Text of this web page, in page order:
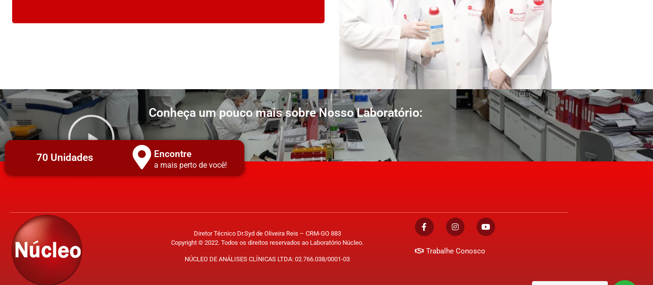
Conheça um pouco mais sobre Nosso Laboratório:
70 Unidades Encontre
a mais perto de você!
Diretor Técnico Dr.Syd de Oliveira Reis – CRM-GO 883
Copyright © 2022. Todos os direitos reservados ao Laboratório Núcleo.
NÚCLEO DE ANÁLISES CLÍNICAS LTDA: 02.766.038/0001-03
Trabalhe Conosco